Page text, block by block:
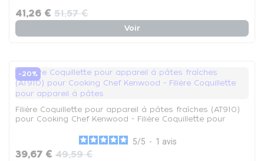
41,26 € 51,57 €
Voir
-20%
Filière Coquillette pour appareil à pâtes fraîches (AT910)
pour Cooking Chef Kenwood - Filière Coquillette pour
5/5 - 1 avis
39,67 € 49,59 €